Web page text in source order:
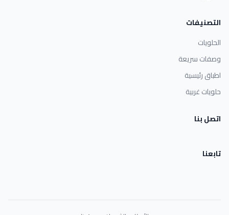
التصنيفات
الحلويات
وصفات سريعة
اطباق رئيسية
حلويات غربية
اتصل بنا
تابعنا